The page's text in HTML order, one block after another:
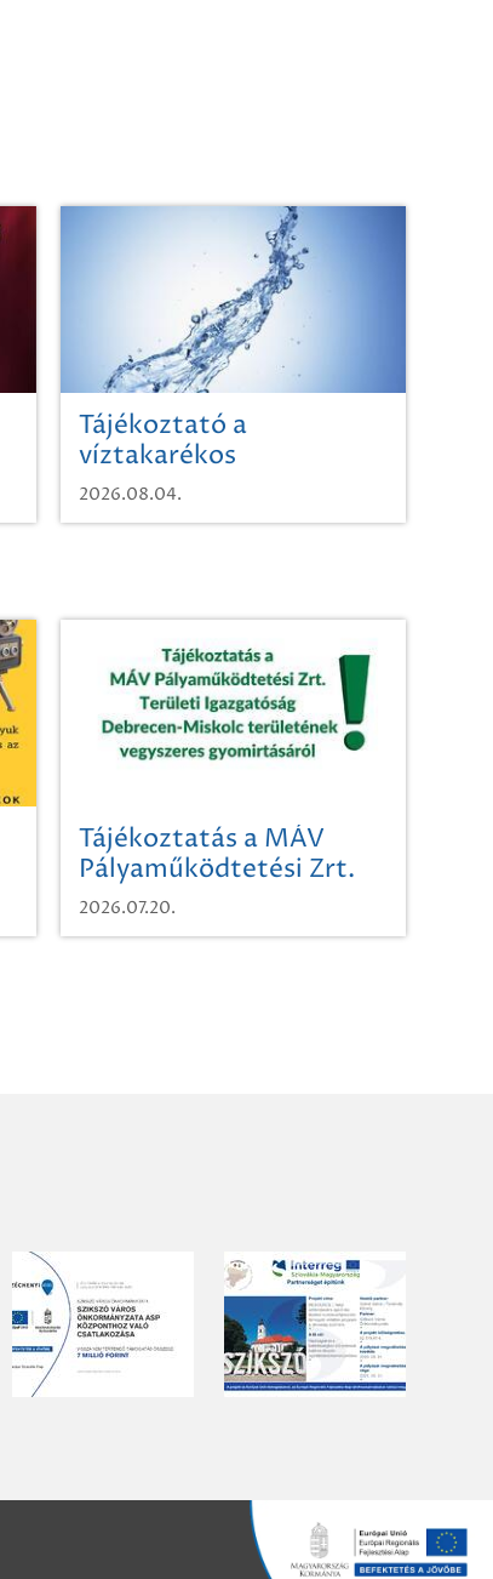
Tájékoztató a
víztakarékos
vízhasználatról
2026.08.04.
Tájékoztatás a MÁV
Pályaműködtetési Zrt.
Területi Igazgatóság
Debrecen-Miskolc
2026.07.20.